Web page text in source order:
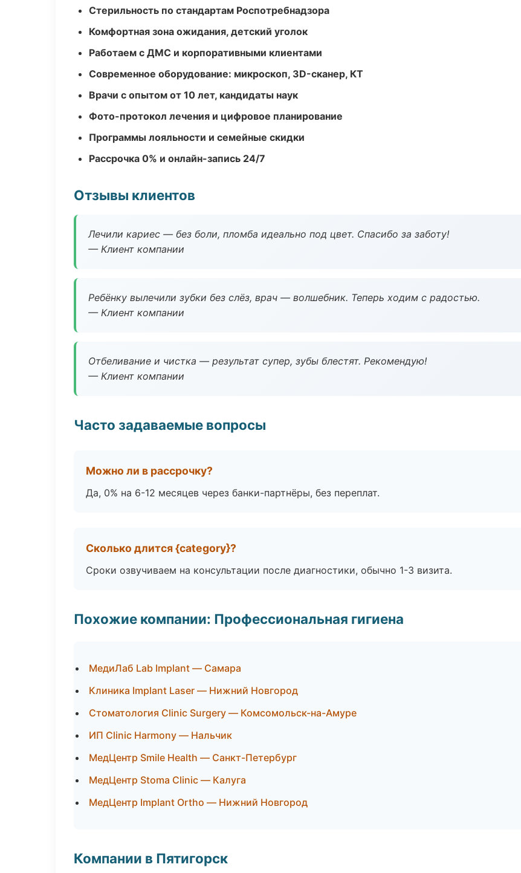
Стерильность по стандартам Роспотребнадзора
Комфортная зона ожидания, детский уголок
Работаем с ДМС и корпоративными клиентами
Современное оборудование: микроскоп, 3D-сканер, КТ
Врачи с опытом от 10 лет, кандидаты наук
Фото-протокол лечения и цифровое планирование
Программы лояльности и семейные скидки
Рассрочка 0% и онлайн-запись 24/7
Отзывы клиентов
Лечили кариес — без боли, пломба идеально под цвет. Спасибо за заботу!
— Клиент компании
Ребёнку вылечили зубки без слёз, врач — волшебник. Теперь ходим с радостью.
— Клиент компании
Отбеливание и чистка — результат супер, зубы блестят. Рекомендую!
— Клиент компании
Часто задаваемые вопросы
Можно ли в рассрочку?
Да, 0% на 6-12 месяцев через банки-партнёры, без переплат.
Сколько длится {category}?
Сроки озвучиваем на консультации после диагностики, обычно 1-3 визита.
Похожие компании: Профессиональная гигиена
МедиЛаб Lab Implant — Самара
Клиника Implant Laser — Нижний Новгород
Стоматология Clinic Surgery — Комсомольск-на-Амуре
ИП Clinic Harmony — Нальчик
МедЦентр Smile Health — Санкт-Петербург
МедЦентр Stoma Clinic — Калуга
МедЦентр Implant Ortho — Нижний Новгород
Компании в Пятигорск